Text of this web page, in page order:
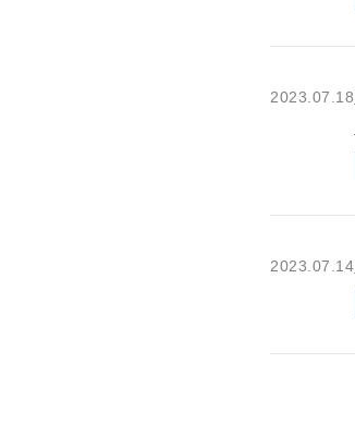
2023.07.18
2023.07.14